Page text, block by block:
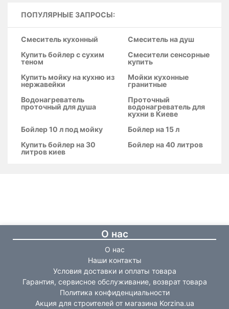
ПОПУЛЯРНЫЕ ЗАПРОСЫ:
Смеситель кухонный
Смеситель на душ
Купить бойлер с сухим
теном
Смесители сенсорные
купить
Купить мойку на кухню из
нержавейки
Мойки кухонные
гранитные
Водонагреватель
проточный для душа
Проточный
водонагреватель для
кухни в Киеве
Бойлер 10 л под мойку
Бойлер на 15 л
Купить бойлер на 30
литров киев
Бойлер на 40 литров
О нас
О нас
Наши контакты
Условия доставки и оплаты товара
Гарантия, сервисное обслуживание, возврат товара
Политика конфиденциальности
Акция для строителей от магазина Korzina.ua